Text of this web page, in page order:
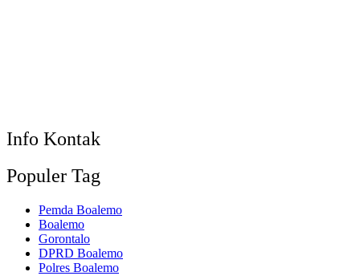
Info Kontak
Populer Tag
Pemda Boalemo
Boalemo
Gorontalo
DPRD Boalemo
Polres Boalemo